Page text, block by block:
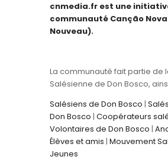
cnmedia.fr est une
communauté Canção
Nouveau).
La communauté fait partie de
Salésienne de Don Bosco,
Salésiens de Don Bosco |
Don Bosco | Coopérateurs
Volontaires de Don Bosco |
Élèves et amis | Mouvement
Jeunes